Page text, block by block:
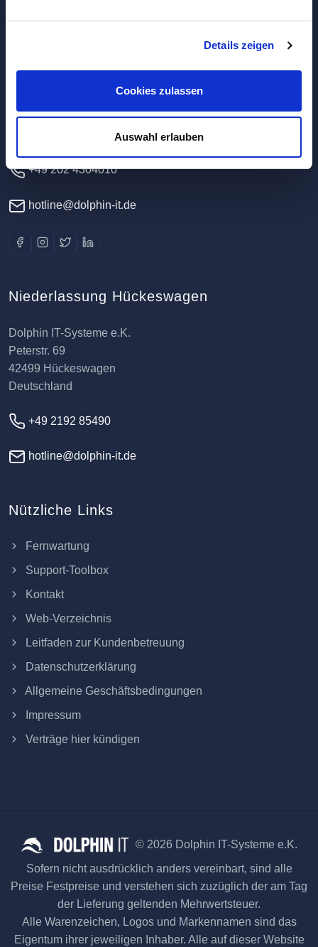
Details zeigen
Cookies zulassen
Auswahl erlauben
Hauptverwaltung / Rechenzentrum
42389 Wuppertal
+49 202 4304010
hotline@dolphin-it.de
Niederlassung Hückeswagen
Dolphin IT-Systeme e.K.
Peterstr. 69
42499 Hückeswagen
Deutschland
+49 2192 85490
hotline@dolphin-it.de
Nützliche Links
Fernwartung
Support-Toolbox
Kontakt
Web-Verzeichnis
Leitfaden zur Kundenbetreuung
Datenschutzerklärung
Allgemeine Geschäftsbedingungen
Impressum
Verträge hier kündigen
© 2026 Dolphin IT-Systeme e.K.
Sofern nicht ausdrücklich anders vereinbart, sind alle
Preise Festpreise und verstehen sich zuzüglich der am Tag
der Lieferung geltenden Mehrwertsteuer.
Alle Warenzeichen, Logos und Markennamen sind das
Eigentum ihrer jeweiligen Inhaber. Alle auf dieser Website